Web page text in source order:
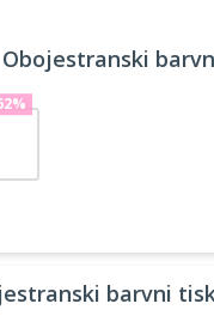
Obojestranski
barvni